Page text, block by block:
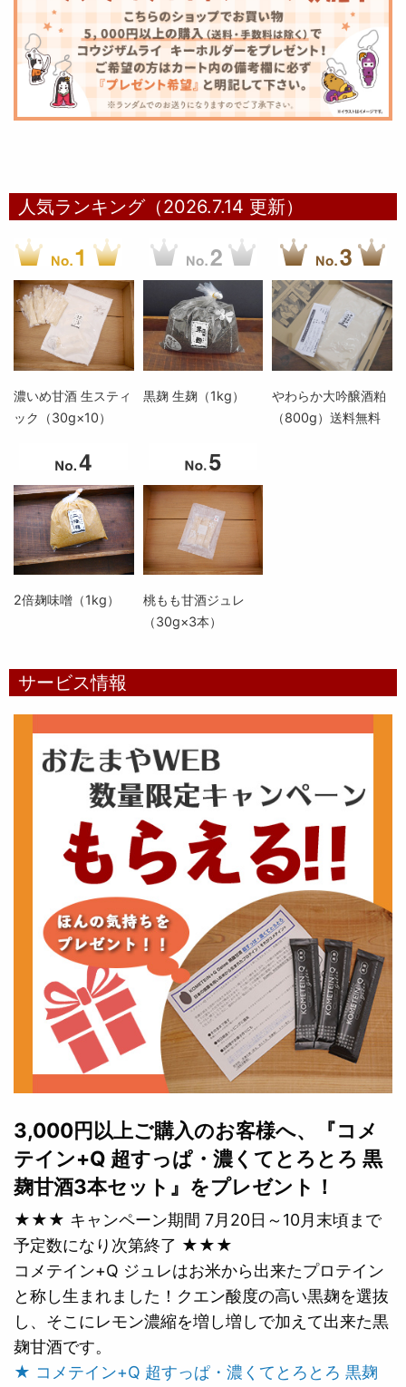
人気ランキング（2026.7.14 更新）
濃いめ甘酒 生スティ
ック（30g×10）
黒麹 生麹（1kg）
やわらか大吟醸酒粕
（800g）送料無料
2倍麹味噌（1kg）
桃もも甘酒ジュレ
（30g×3本）
サービス情報
3,000円以上ご購入のお客様へ、『コメ
テイン+Q 超すっぱ・濃くてとろとろ 黒
麹甘酒3本セット』をプレゼント！
★★★ キャンペーン期間 7月20日～10月末頃まで
予定数になり次第終了 ★★★
コメテイン+Q ジュレはお米から出来たプロテイン
と称し生まれました！クエン酸度の高い黒麹を選抜
し、そこにレモン濃縮を増し増しで加えて出来た黒
麹甘酒です。
★ コメテイン+Q 超すっぱ・濃くてとろとろ 黒麹